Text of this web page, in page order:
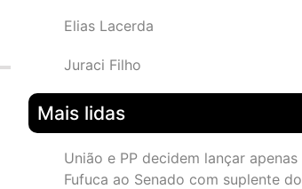
Elias Lacerda
Juraci Filho
Mais lidas
União e PP decidem lançar apenas
Fufuca ao Senado com suplente do